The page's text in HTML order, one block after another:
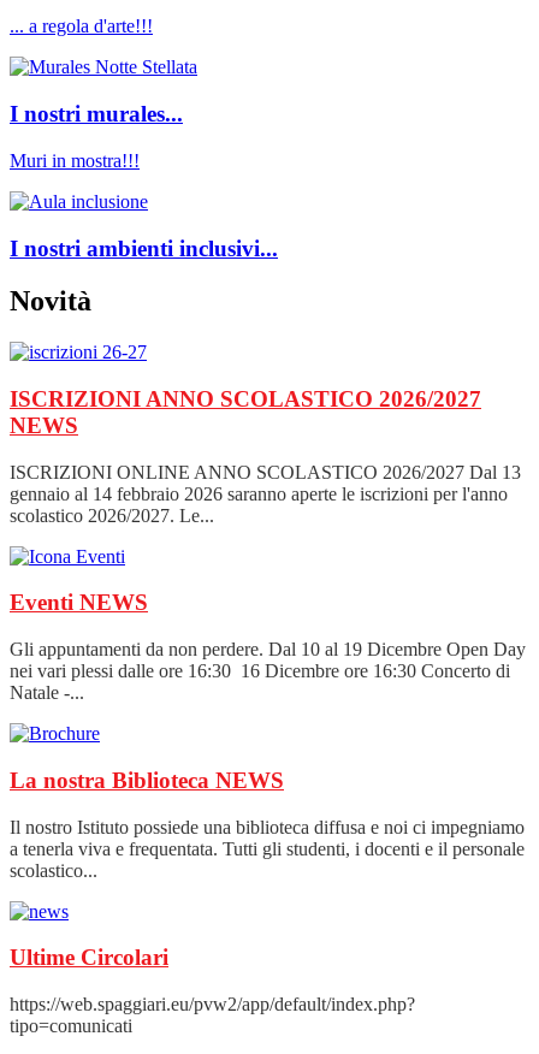
... a regola d'arte!!!
I nostri murales...
Muri in mostra!!!
I nostri ambienti inclusivi...
Novità
ISCRIZIONI ANNO SCOLASTICO 2026/2027
NEWS
ISCRIZIONI ONLINE ANNO SCOLASTICO 2026/2027 Dal 13
gennaio al 14 febbraio 2026 saranno aperte le iscrizioni per l'anno
scolastico 2026/2027. Le...
Eventi NEWS
Gli appuntamenti da non perdere. Dal 10 al 19 Dicembre Open Day
nei vari plessi dalle ore 16:30 16 Dicembre ore 16:30 Concerto di
Natale -...
La nostra Biblioteca NEWS
Il nostro Istituto possiede una biblioteca diffusa e noi ci impegniamo
a tenerla viva e frequentata. Tutti gli studenti, i docenti e il personale
scolastico...
Ultime Circolari
https://web.spaggiari.eu/pvw2/app/default/index.php?
tipo=comunicati